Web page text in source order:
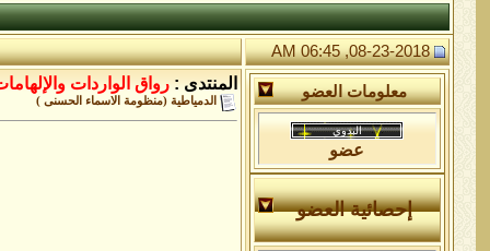
08-23-2018, 06:45 AM
معلومات العضو
عضو
إحصائية العضو
المنتدى : رواق الواردات
الدمياطية (منظومة الاسماء الحسنى )